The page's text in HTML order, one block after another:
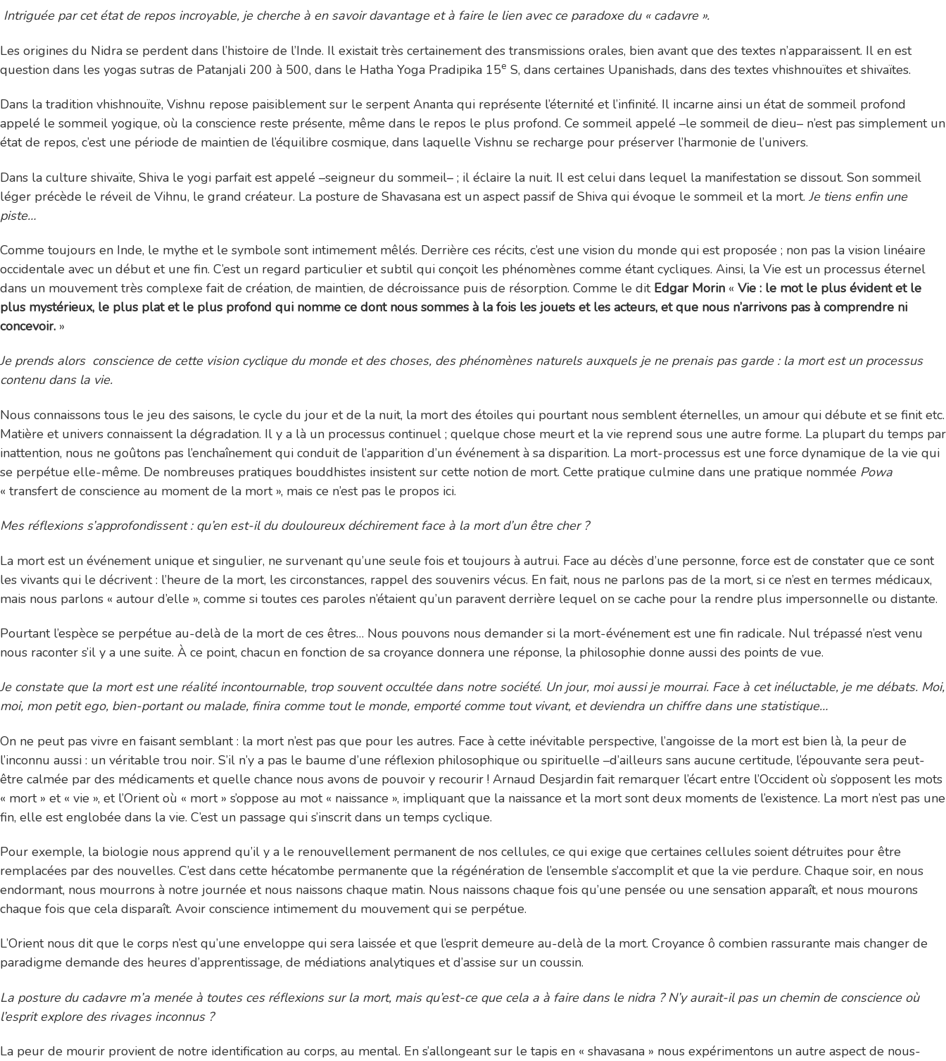
Intriguée par cet état de repos incroyable, je cherche à en savoir davantage et à faire le lien avec ce paradoxe du « cadavre ».
Les origines du Nidra se perdent dans l’histoire de l’Inde. Il existait très certainement des transmissions orales, bien avant que des textes n’apparaissent. Il en est
question dans les yogas sutras de Patanjali 200 à 500, dans le Hatha Yoga Pradipika 15e S, dans certaines Upanishads, dans des textes vhishnouïtes et shivaïtes.
Dans la tradition vhishnouïte, Vishnu repose paisiblement sur le serpent Ananta qui représente l’éternité et l’infinité. Il incarne ainsi un état de sommeil profond
appelé le sommeil yogique, où la conscience reste présente, même dans le repos le plus profond. Ce sommeil appelé –le sommeil de dieu– n’est pas simplement un
état de repos, c’est une période de maintien de l’équilibre cosmique, dans laquelle Vishnu se recharge pour préserver l’harmonie de l’univers.
Dans la culture shivaïte, Shiva le yogi parfait est appelé –seigneur du sommeil– ; il éclaire la nuit. Il est celui dans lequel la manifestation se dissout. Son sommeil
léger précède le réveil de Vihnu, le grand créateur. La posture de Shavasana est un aspect passif de Shiva qui évoque le sommeil et la mort. Je tiens enfin une
piste…
Comme toujours en Inde, le mythe et le symbole sont intimement mêlés. Derrière ces récits, c’est une vision du monde qui est proposée ; non pas la vision linéaire
occidentale avec un début et une fin. C’est un regard particulier et subtil qui conçoit les phénomènes comme étant cycliques. Ainsi, la Vie est un processus éternel
dans un mouvement très complexe fait de création, de maintien, de décroissance puis de résorption. Comme le dit Edgar Morin « Vie : le mot le plus évident et le
plus mystérieux, le plus plat et le plus profond qui nomme ce dont nous sommes à la fois les jouets et les acteurs, et que nous n’arrivons pas à comprendre ni
concevoir. »
Je prends alors conscience de cette vision cyclique du monde et des choses, des phénomènes naturels auxquels je ne prenais pas garde : la mort est un processus
contenu dans la vie.
Nous connaissons tous le jeu des saisons, le cycle du jour et de la nuit, la mort des étoiles qui pourtant nous semblent éternelles, un amour qui débute et se finit etc.
Matière et univers connaissent la dégradation. Il y a là un processus continuel ; quelque chose meurt et la vie reprend sous une autre forme. La plupart du temps par
inattention, nous ne goûtons pas l’enchaînement qui conduit de l’apparition d’un événement à sa disparition. La mort-processus est une force dynamique de la vie qui
se perpétue elle-même. De nombreuses pratiques bouddhistes insistent sur cette notion de mort. Cette pratique culmine dans une pratique nommée Powa
« transfert de conscience au moment de la mort », mais ce n’est pas le propos ici.
Mes réflexions s’approfondissent : qu’en est-il du douloureux déchirement face à la mort d’un être cher ?
La mort est un événement unique et singulier, ne survenant qu’une seule fois et toujours à autrui. Face au décès d’une personne, force est de constater que ce sont
les vivants qui le décrivent : l’heure de la mort, les circonstances, rappel des souvenirs vécus. En fait, nous ne parlons pas de la mort, si ce n’est en termes médicaux,
mais nous parlons « autour d’elle », comme si toutes ces paroles n’étaient qu’un paravent derrière lequel on se cache pour la rendre plus impersonnelle ou distante.
Pourtant l’espèce se perpétue au-delà de la mort de ces êtres… Nous pouvons nous demander si la mort-événement est une fin radicale. Nul trépassé n’est venu
nous raconter s’il y a une suite. À ce point, chacun en fonction de sa croyance donnera une réponse, la philosophie donne aussi des points de vue.
Je constate que la mort est une réalité incontournable, trop souvent occultée dans notre société. Un jour, moi aussi je mourrai. Face à cet inéluctable, je me débats. Moi,
moi, mon petit ego, bien-portant ou malade, finira comme tout le monde, emporté comme tout vivant, et deviendra un chiffre dans une statistique…
On ne peut pas vivre en faisant semblant : la mort n’est pas que pour les autres. Face à cette inévitable perspective, l’angoisse de la mort est bien là, la peur de
l’inconnu aussi : un véritable trou noir. S’il n’y a pas le baume d’une réflexion philosophique ou spirituelle –d’ailleurs sans aucune certitude, l’épouvante sera peut-
être calmée par des médicaments et quelle chance nous avons de pouvoir y recourir ! Arnaud Desjardin fait remarquer l’écart entre l’Occident où s’opposent les mots
« mort » et « vie », et l’Orient où « mort » s’oppose au mot « naissance », impliquant que la naissance et la mort sont deux moments de l’existence. La mort n’est pas une
fin, elle est englobée dans la vie. C’est un passage qui s’inscrit dans un temps cyclique.
Pour exemple, la biologie nous apprend qu’il y a le renouvellement permanent de nos cellules, ce qui exige que certaines cellules soient détruites pour être
remplacées par des nouvelles. C’est dans cette hécatombe permanente que la régénération de l’ensemble s’accomplit et que la vie perdure. Chaque soir, en nous
endormant, nous mourrons à notre journée et nous naissons chaque matin. Nous naissons chaque fois qu’une pensée ou une sensation apparaît, et nous mourons
chaque fois que cela disparaît. Avoir conscience intimement du mouvement qui se perpétue.
L’Orient nous dit que le corps n’est qu’une enveloppe qui sera laissée et que l’esprit demeure au-delà de la mort. Croyance ô combien rassurante mais changer de
paradigme demande des heures d’apprentissage, de médiations analytiques et d’assise sur un coussin.
La posture du cadavre m’a menée à toutes ces réflexions sur la mort, mais qu’est-ce que cela a à faire dans le nidra ? N’y aurait-il pas un chemin de conscience où
l’esprit explore des rivages inconnus ?
La peur de mourir provient de notre identification au corps, au mental. En s’allongeant sur le tapis en « shavasana » nous expérimentons un autre aspect de nous-